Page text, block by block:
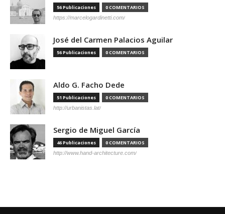
56 Publicaciones 0 COMENTARIOS
https://marcelogardinetti.com/
José del Carmen Palacios Aguilar
56 Publicaciones 0 COMENTARIOS
Aldo G. Facho Dede
51 Publicaciones 0 COMENTARIOS
http://urbanistas.lat/
Sergio de Miguel García
46 Publicaciones 0 COMENTARIOS
http://www.hand-architecture.com/